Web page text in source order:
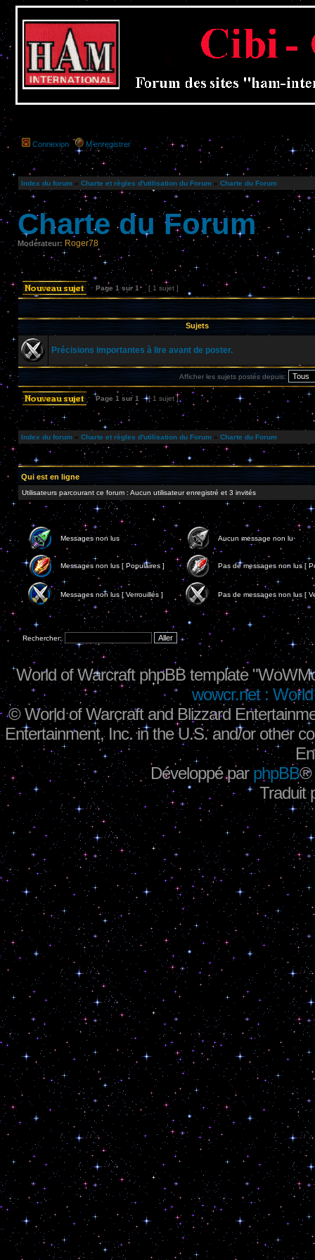
Connexion M’enregistrer
Index du forum » Charte et règles d'utilisation du Forum » Charte du Forum
Charte du Forum
Modérateur: Roger78
Page 1 sur 1 [ 1 sujet ]
Sujets
Précisions importantes à lire avant de poster.
Afficher les sujets postés depuis:
Page 1 sur 1 [ 1 sujet ]
Index du forum » Charte et règles d'utilisation du Forum » Charte du Forum
Qui est en ligne
Utilisateurs parcourant ce forum : Aucun utilisateur enregistré et 3 invités
Messages non lus Aucun message non lu
Messages non lus [ Populaires ] Pas de messages non lus [
Messages non lus [ Verrouillés ] Pas de messages non lus [
Rechercher:
World of Warcraft phpBB template
wowcr.net :
©World of Warcraft and Blizzard
Entertainment, Inc. in the U.S. and/or other
Développé parphpBB®
Traduit